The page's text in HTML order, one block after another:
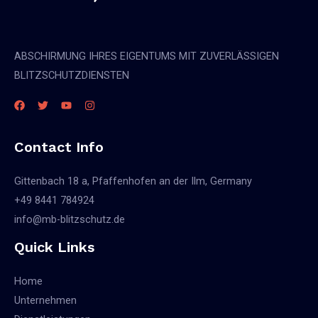
ABSCHIRMUNG IHRES EIGENTUMS MIT ZUVERLÄSSIGEN
BLITZSCHUTZDIENSTEN
Contact Info
Gittenbach 18 a, Pfaffenhofen an der Ilm, Germany
+49 8441 784924
info@mb-blitzschutz.de
Quick Links
Home
Unternehmen